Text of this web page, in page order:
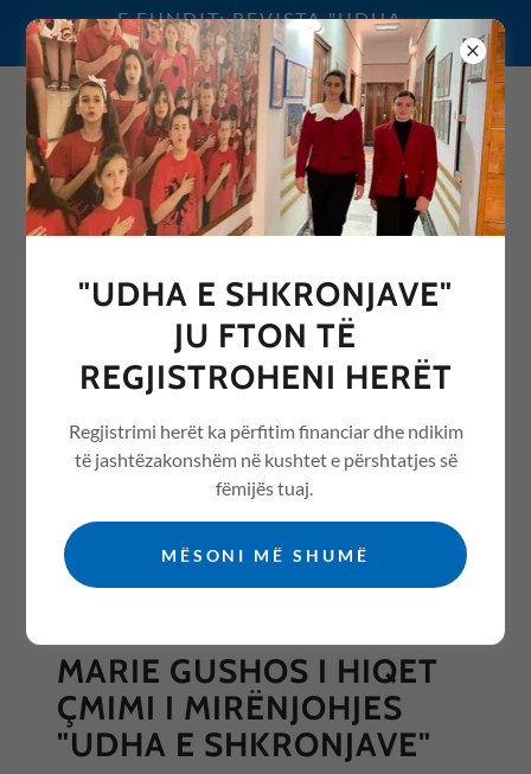
E FUNDIT: REVISTA "UDHA
E SHKRONJAVE" 2026
0692076068
REVISTA "UDHA E
SHKRONJAVE" ME ARTIKUJ
NGA ARSIMI /EDUCATION
All Posts
MARIE GUSHOS I HIQET
ÇMIMI I MIRËNJOHJES
"UDHA E SHKRONJAVE"
"UDHA E SHKRONJAVE"
JU FTON TË
REGJISTROHENI HERËT
Regjistrimi herët ka përfitim financiar dhe ndikim
të jashtëzakonshëm në kushtet e përshtatjes së
fëmijës tuaj.
MËSONI MË SHUMË